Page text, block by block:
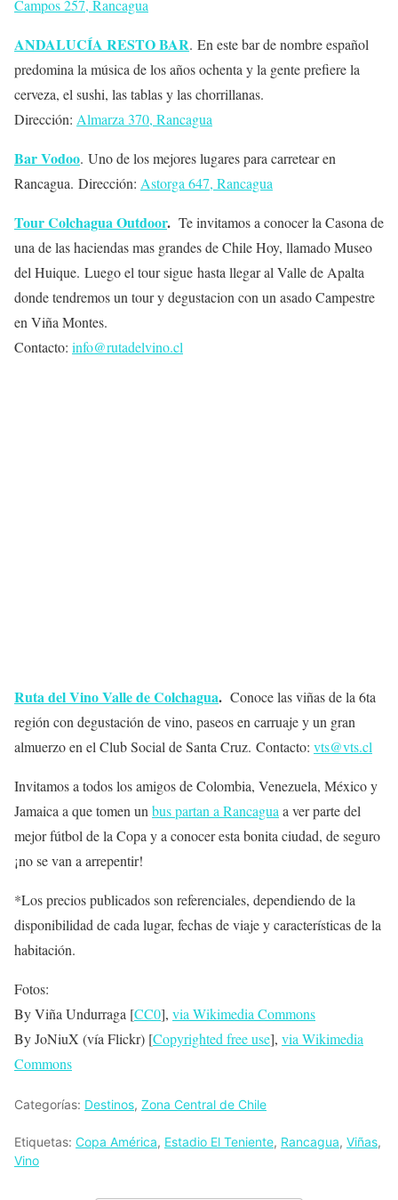
Campos 257, Rancagua
ANDALUCÍA RESTO BAR. En este bar de nombre español
predomina la música de los años ochenta y la gente prefiere la
cerveza, el sushi, las tablas y las chorrillanas.
Dirección: Almarza 370, Rancagua
Bar Vodoo. Uno de los mejores lugares para carretear en
Rancagua. Dirección: Astorga 647, Rancagua
Tour Colchagua Outdoor. Te invitamos a conocer la Casona de
una de las haciendas mas grandes de Chile Hoy, llamado Museo
del Huique. Luego el tour sigue hasta llegar al Valle de Apalta
donde tendremos un tour y degustacion con un asado Campestre
en Viña Montes.
Contacto: info@rutadelvino.cl
Ruta del Vino Valle de Colchagua. Conoce las viñas de la 6ta
región con degustación de vino, paseos en carruaje y un gran
almuerzo en el Club Social de Santa Cruz. Contacto: vts@vts.cl
Invitamos a todos los amigos de Colombia, Venezuela, México y
Jamaica a que tomen unbus partan a Rancaguaa ver parte del
mejor fútbol de la Copa y a conocer esta bonita ciudad, de seguro
¡no se van a arrepentir!
*Los precios publicados son referenciales, dependiendo de la
disponibilidad de cada lugar, fechas de viaje y características de la
habitación.
Fotos:
By Viña Undurraga [CC0], via Wikimedia Commons
By JoNiuX (vía Flickr) [Copyrighted free use], via Wikimedia
Commons
Categorías: Destinos, Zona Central de Chile
Etiquetas: Copa América, Estadio El Teniente, Rancagua, Viñas,
Vino